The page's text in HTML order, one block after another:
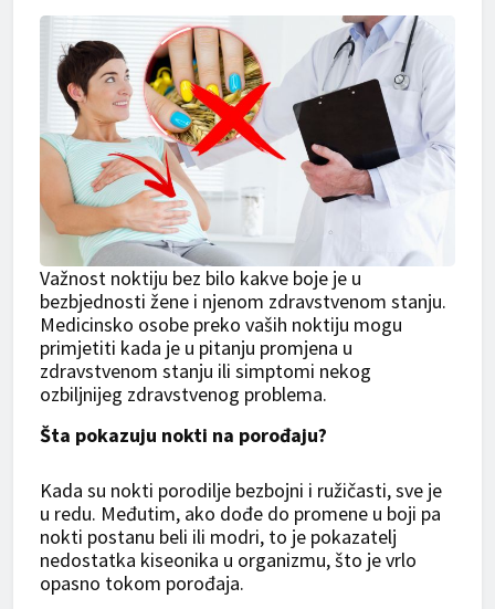
Važnost noktiju bez bilo kakve boje je u
bezbjednosti žene i njenom zdravstvenom stanju.
Medicinsko osobe preko vaših noktiju mogu
primjetiti kada je u pitanju promjena u
zdravstvenom stanju ili simptomi nekog
ozbiljnijeg zdravstvenog problema.
Šta pokazuju nokti na porođaju?
Kada su nokti porodilje bezbojni i ružičasti, sve je
u redu. Međutim, ako dođe do promene u boji pa
nokti postanu beli ili modri, to je pokazatelj
nedostatka kiseonika u organizmu, što je vrlo
opasno tokom porođaja.